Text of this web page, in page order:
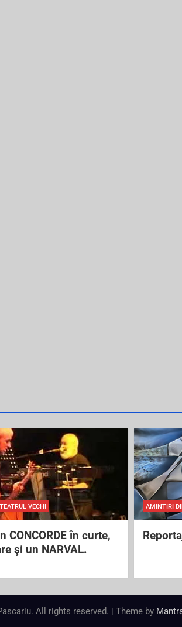
VECHI
CONCORDE în curte,
şi un NARVAL.
AMINTIRI
All rights reserved. | Theme by